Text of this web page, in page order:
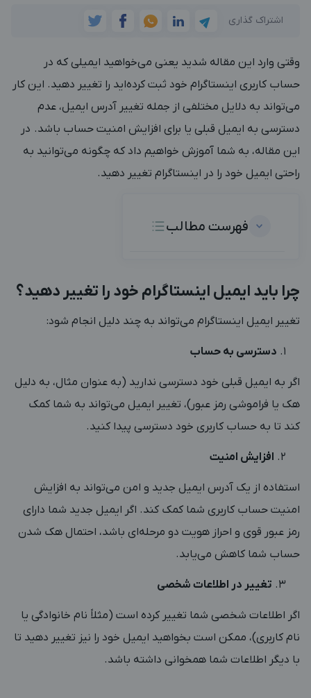
اشتراک گذاری
‎وقتی وارد این مقاله شدید یعنی می‌خواهید ایمیلی که در
حساب کاربری اینستاگرام خود ثبت کرده‌اید را تغییر دهید. این کار
می‌تواند به دلایل مختلفی از جمله تغییر آدرس ایمیل، عدم
دسترسی به ایمیل قبلی یا برای افزایش امنیت حساب باشد. در
این مقاله، به شما آموزش خواهیم داد که چگونه می‌توانید به
راحتی ایمیل خود را در اینستاگرام تغییر دهید.
فهرست مطالب
چرا باید ایمیل اینستاگرام خود را تغییر دهید؟
تغییر ایمیل اینستاگرام می‌تواند به چند دلیل انجام شود:
دسترسی به حساب
اگر به ایمیل قبلی خود دسترسی ندارید (به عنوان مثال، به دلیل
هک یا فراموشی رمز عبور)، تغییر ایمیل می‌تواند به شما کمک
کند تا به حساب کاربری خود دسترسی پیدا کنید.
افزایش امنیت
استفاده از یک آدرس ایمیل جدید و امن می‌تواند به افزایش
امنیت حساب کاربری شما کمک کند. اگر ایمیل جدید شما دارای
رمز عبور قوی و احراز هویت دو مرحله‌ای باشد، احتمال هک شدن
حساب شما کاهش می‌یابد.
تغییر در اطلاعات شخصی
اگر اطلاعات شخصی شما تغییر کرده است (مثلاً نام خانوادگی یا
نام کاربری)، ممکن است بخواهید ایمیل خود را نیز تغییر دهید تا
با دیگر اطلاعات شما همخوانی داشته باشد.